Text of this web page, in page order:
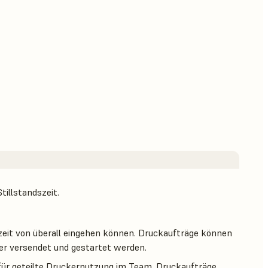
von überall eingehen können. Druckaufträge können
versendet und gestartet werden.